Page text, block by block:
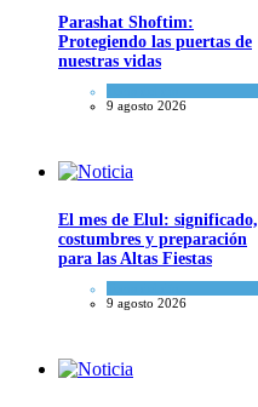
Parashat Shoftim:
Protegiendo las puertas de
nuestras vidas
9 agosto 2026
El mes de Elul: significado,
costumbres y preparación
para las Altas Fiestas
9 agosto 2026